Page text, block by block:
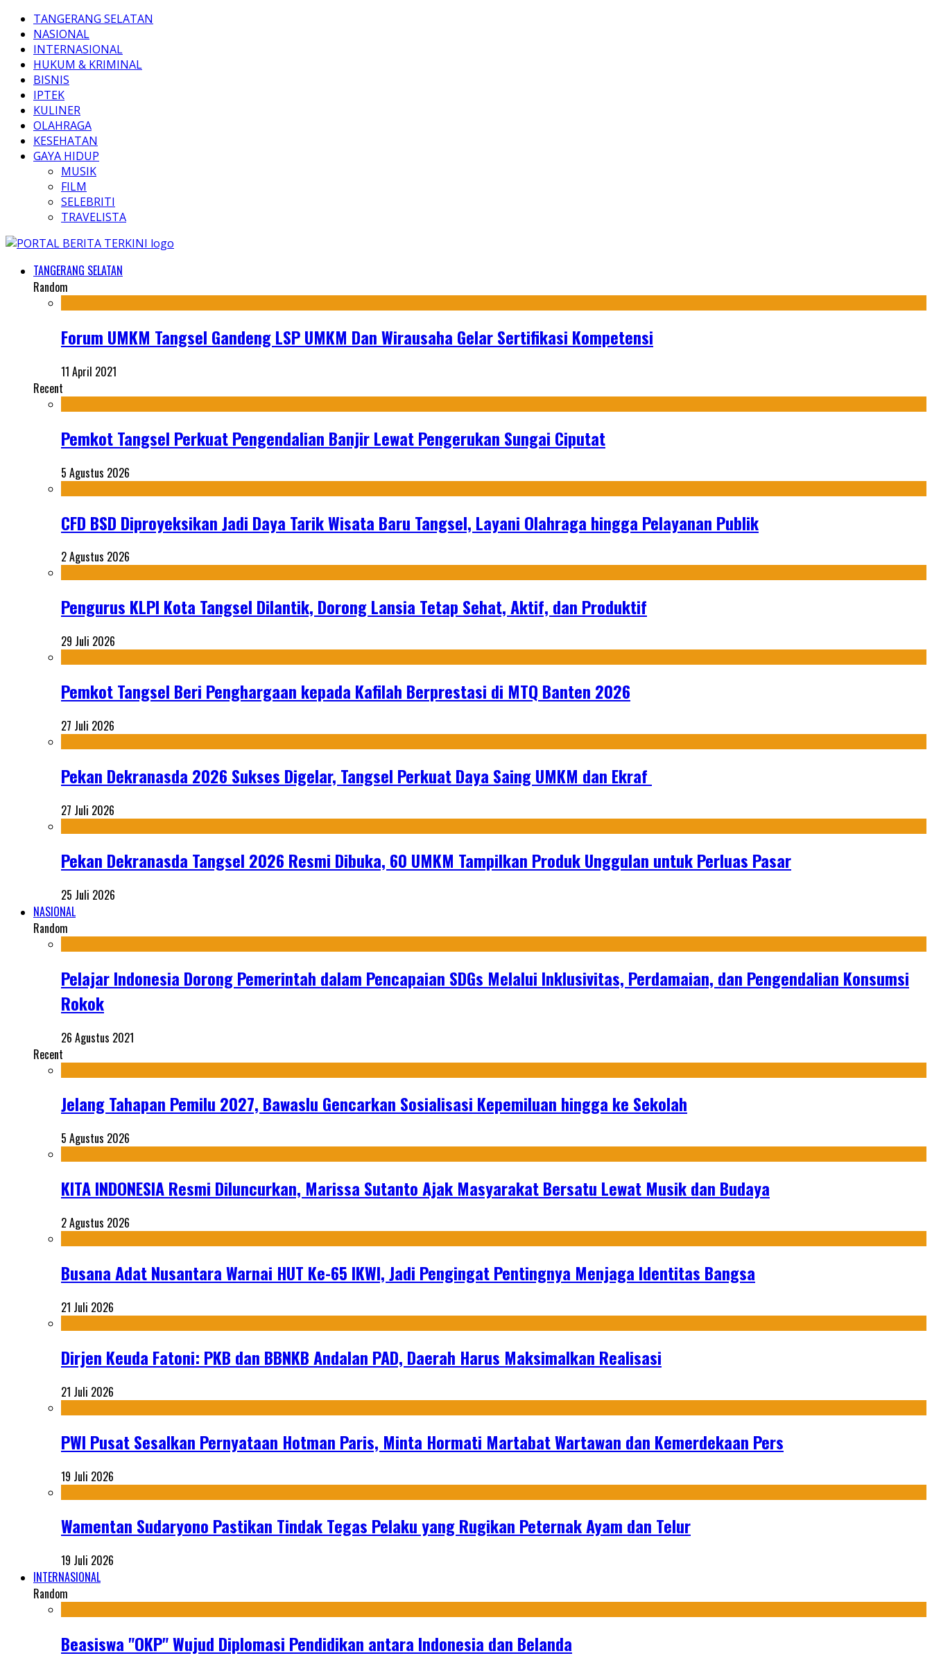
TANGERANG SELATAN
NASIONAL
INTERNASIONAL
HUKUM & KRIMINAL
BISNIS
IPTEK
KULINER
OLAHRAGA
KESEHATAN
GAYA HIDUP
MUSIK
FILM
SELEBRITI
TRAVELISTA
TANGERANG SELATAN
Random
Forum UMKM Tangsel Gandeng LSP UMKM Dan Wirausaha Gelar Sertifikasi Kompetensi
11 April 2021
Recent
Pemkot Tangsel Perkuat Pengendalian Banjir Lewat Pengerukan Sungai Ciputat
5 Agustus 2026
CFD BSD Diproyeksikan Jadi Daya Tarik Wisata Baru Tangsel, Layani Olahraga hingga Pelayanan Publik
2 Agustus 2026
Pengurus KLPI Kota Tangsel Dilantik, Dorong Lansia Tetap Sehat, Aktif, dan Produktif
29 Juli 2026
Pemkot Tangsel Beri Penghargaan kepada Kafilah Berprestasi di MTQ Banten 2026
27 Juli 2026
Pekan Dekranasda 2026 Sukses Digelar, Tangsel Perkuat Daya Saing UMKM dan Ekraf
27 Juli 2026
Pekan Dekranasda Tangsel 2026 Resmi Dibuka, 60 UMKM Tampilkan Produk Unggulan untuk Perluas Pasar
25 Juli 2026
NASIONAL
Random
Pelajar Indonesia Dorong Pemerintah dalam Pencapaian SDGs Melalui Inklusivitas, Perdamaian, dan Pengendalian Konsumsi
Rokok
26 Agustus 2021
Recent
Jelang Tahapan Pemilu 2027, Bawaslu Gencarkan Sosialisasi Kepemiluan hingga ke Sekolah
5 Agustus 2026
KITA INDONESIA Resmi Diluncurkan, Marissa Sutanto Ajak Masyarakat Bersatu Lewat Musik dan Budaya
2 Agustus 2026
Busana Adat Nusantara Warnai HUT Ke-65 IKWI, Jadi Pengingat Pentingnya Menjaga Identitas Bangsa
21 Juli 2026
Dirjen Keuda Fatoni: PKB dan BBNKB Andalan PAD, Daerah Harus Maksimalkan Realisasi
21 Juli 2026
PWI Pusat Sesalkan Pernyataan Hotman Paris, Minta Hormati Martabat Wartawan dan Kemerdekaan Pers
19 Juli 2026
Wamentan Sudaryono Pastikan Tindak Tegas Pelaku yang Rugikan Peternak Ayam dan Telur
19 Juli 2026
INTERNASIONAL
Random
Beasiswa "OKP" Wujud Diplomasi Pendidikan antara Indonesia dan Belanda